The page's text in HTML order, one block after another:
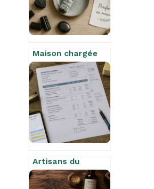
Maison chargée
d’ondes négatives
: 5 rituels
naturels pour
retrouver
l’harmonie
Artisans du
bâtiment : 5
critères pour